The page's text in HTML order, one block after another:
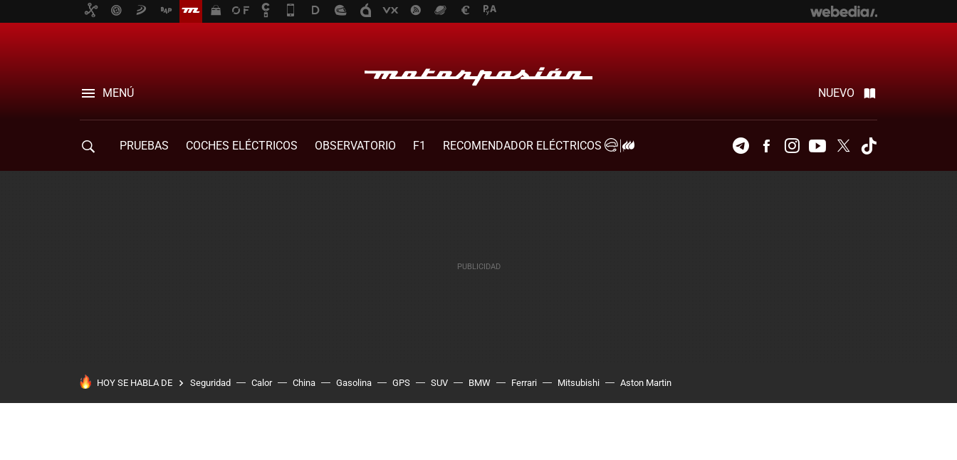
MENÚ NUEVO
PRUEBAS COCHES ELÉCTRICOS OBSERVATORIO F1
RECOMENDADOR ELÉCTRICOS
TelegramFacebookInstagramYoutubeTwitter
HOY SE HABLA DE Seguridad Calor China Gasolina GPS SUV BMW Ferrari Mitsubishi Aston Martin